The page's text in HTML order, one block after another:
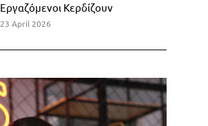
Εργαζόμενοι Κερδίζουν
23 April 2026